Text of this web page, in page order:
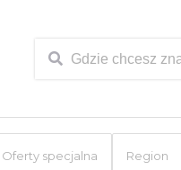
Oferty specjalna Region